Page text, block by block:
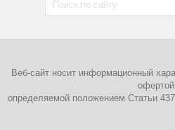
Веб-сайт носит информационный
офертой,
определяемой положением Статьи